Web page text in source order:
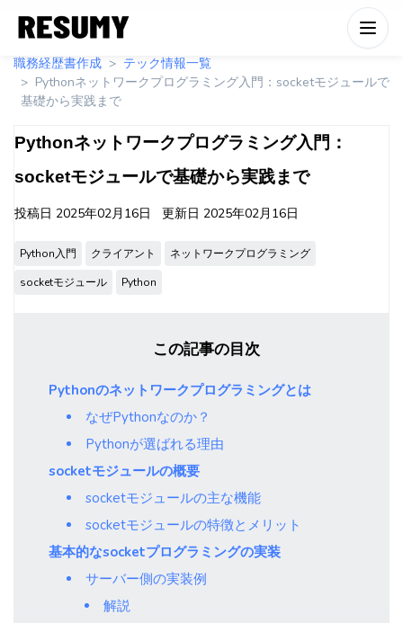
職務経歴書作成
テック情報一覧
Pythonネットワークプログラミング入門：socketモジュールで
基礎から実践まで
Pythonネットワークプログラミング入門：
socketモジュールで基礎から実践まで
投稿日 2025年02月16日 更新日 2025年02月16日
Python入門 クライアント
ネットワークプログラミング
socketモジュール
Python
この記事の目次
Pythonのネットワークプログラミングとは
なぜPythonなのか？
Pythonが選ばれる理由
socketモジュールの概要
socketモジュールの主な機能
socketモジュールの特徴とメリット
基本的なsocketプログラミングの実装
サーバー側の実装例
解説